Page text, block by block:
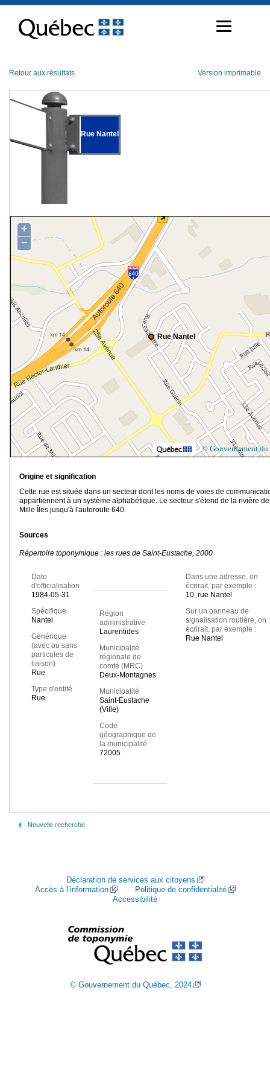
contenu
Retour aux résultats Version imprimable
Rue Nantel
Rue Nantel
+
−
© Gouvernement du
Origine et signification
Cette rue est située dans un secteur dont les noms de voies de
appartiennent à un système alphabétique. Le secteur s'étend de la rivière
Mille Îles jusqu'à l'autoroute 640.
Sources
Répertoire toponymique : les rues de Saint-Eustache, 2000
Date
d'officialisation
1984-05-31
Spécifique
Nantel
Générique
(avec ou sans
particules de
liaison)
Rue
Type d'entité
Rue
Région
administrative
Laurentides
Municipalité
régionale de
comté (MRC)
Deux-Montagnes
Municipalité
Saint-Eustache
(Ville)
Code
géographique de
la municipalité
72005
Dans une adresse, on
écrirait, par exemple :
10, rue Nantel
Sur un panneau de
signalisation routière, on
écrirait, par exemple :
Rue Nantel
Nouvelle recherche
Déclaration de services aux citoyens
Accès à l’information
Politique de confidentialité
Accessibilité
© Gouvernement du Québec, 2024